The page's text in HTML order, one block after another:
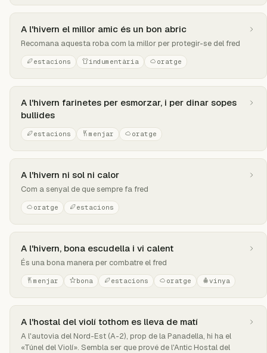
A l'hivern el millor amic és un bon abric
Recomana aquesta roba com la millor per protegir-se del fred
estacions indumentària oratge
A l'hivern farinetes per esmorzar, i per dinar sopes
bullides
estacions menjar oratge
A l'hivern ni sol ni calor
Com a senyal de que sempre fa fred
oratge estacions
A l'hivern, bona escudella i vi calent
És una bona manera per combatre el fred
menjar bona estacions oratge vinya
A l'hostal del violí tothom es lleva de matí
A l'autovia del Nord-Est (A-2), prop de la Panadella, hi ha el
«Túnel del Violí». Sembla ser que prové de l'Antic Hostal del